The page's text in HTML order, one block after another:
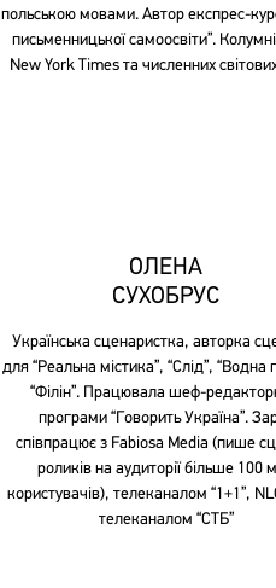
польською мовами. Автор експрес-
письменницької самоосвіти”.
New York Times та численних
ОЛЕНА
СУХОБРУС
Українська сценаристка, авторка
для “Реальна містика”, “Слід”, “Водна
“Філін”. Працювала шеф-
програми “Говорить Україна”.
співпрацює з Fabiosa Media (пише
роликів на аудиторії більше 100
користувачів), телеканалом “1+1”,
телеканалом “СТБ”